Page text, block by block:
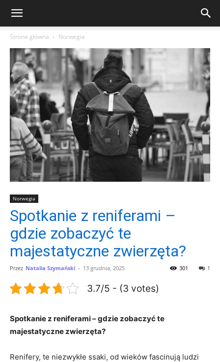
Strona główna Norwegia
Norwegia
Spotkanie z reniferami –
gdzie zobaczyć te
majestatyczne zwierzęta?
Przez Natalia Szymański - 13 grudnia, 2025 1
301
3.7/5 - (3 votes)
Spotkanie z reniferami – gdzie zobaczyć te
majestatyczne zwierzęta?
Renifery, te niezwykłe ssaki, od wieków fascinują ludzi